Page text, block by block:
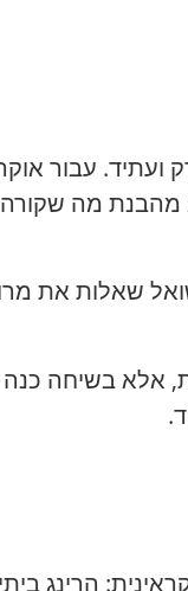
ועתיד. עבור
מה שקורה
שאלות את
אלא בשיחה
הרינג